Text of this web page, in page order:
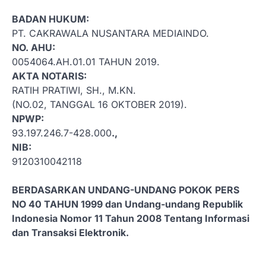
BADAN HUKUM:
PT. CAKRAWALA NUSANTARA MEDIAINDO.
NO. AHU:
0054064.AH.01.01 TAHUN 2019.
AKTA NOTARIS:
RATIH PRATIWI, SH., M.KN.
(NO.02, TANGGAL 16 OKTOBER 2019).
NPWP:
93.197.246.7-428.000.,
NIB:
9120310042118
BERDASARKAN UNDANG-UNDANG POKOK PERS
NO 40 TAHUN 1999 dan Undang-undang Republik
Indonesia Nomor 11 Tahun 2008 Tentang Informasi
dan Transaksi Elektronik.